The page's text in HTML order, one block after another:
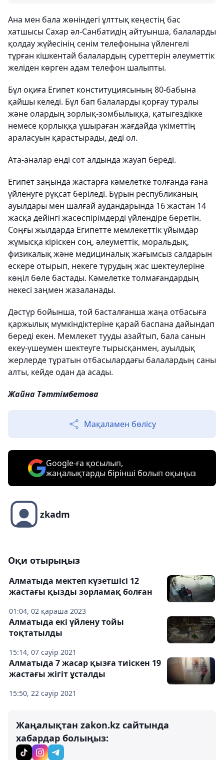
Ана мен бала жөніндегі ұлттық кеңестің бас
хатшысы Сахар әл-Санбатидің айтуынша, балаларды
қолдау жүйесінің сенім телефонына үйленгелі
тұрған кішкентай балалардың суреттерін әлеуметтік
желіден көрген адам телефон шалыпты.
Бұл оқиға Египет конституциясының 80-бабына
қайшы келеді. Бұл бап балаларды қорғау туралы
және олардың зорлық-зомбылыққа, қатыгездікке
немесе қорлыққа ұшыраған жағдайда үкіметтің
араласуын қарастырады, деді ол.
Ата-аналар енді сот алдында жауап береді.
Египет заңында жастарға кәмелетке толғанда ғана
үйленуге рұқсат беріледі. Бұрын республиканың
ауылдары мен шалғай аудандарында 16 жастан 14
жасқа дейінгі жасөспірімдерді үйлендіре беретін.
Соңғы жылдарда Египетте мемлекеттік ұйымдар
жұмысқа кіріскен соң, әлеуметтік, моральдық,
физикалық және медициналық жағымсыз салдарын
ескере отырып, некеге тұрудың жас шектеулеріне
көңіл бөле бастады. Кәмелетке толмағандардың
некесі заңмен жазаланады.
Дәстүр бойынша, той басталғанша жаңа отбасыға
қаржылық мүмкіндіктеріне қарай баспана дайындап
береді екен. Мемлекет тууды азайтып, бала санын
екеу-үшеумен шектеуге тырысқанмен, ауылдық
жерлерде тұратын отбасылардағы балалардың саны
алты, кейде одан да асады.
Жайна Тәттімбетова
Мақаламен бөлісу
Google-ға қосылып,
жаңалықтарды бірінші болып оқыңыз
zkadm
Оқи отырыңыз
01:04, 02 қараша 2023
Алматыда мектеп күзетшісі 12
жастағы қызды зорламақ болған
15:14, 07 сәуір 2021
Алматыда екі үйлену тойы
тоқтатылды
15:50, 22 сәуір 2021
Алматыда 7 жасар қызға тиіскен 19
жастағы жігіт ұсталды
Жаңалықтан zakon.kz сайтында
хабардар болыңыз: